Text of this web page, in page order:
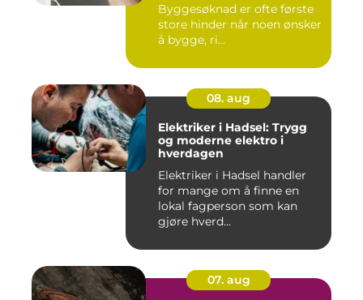
Byggesøknad er ofte første
store hinder når noen ønsker
å bygge, ri...
08. aug
Elektriker i Hadsel: Trygg
og moderne elektro i
hverdagen
Elektriker i Hadsel handler
for mange om å finne en
lokal fagperson som kan
gjøre hverd...
07. aug